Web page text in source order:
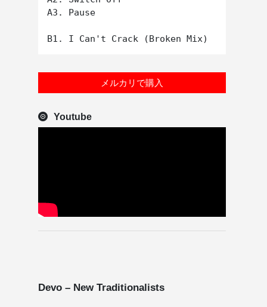
A3. Pause
メルカリで購入
Youtube
Devo – New Traditionalists